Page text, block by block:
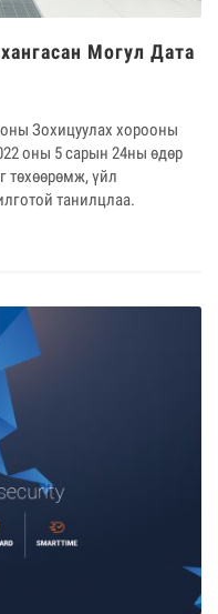
Могул Дата
Зохицуулах хорооны
оны 5 сарын 24ны өдөр
төхөөрөмж, үйл
танилцлаа.